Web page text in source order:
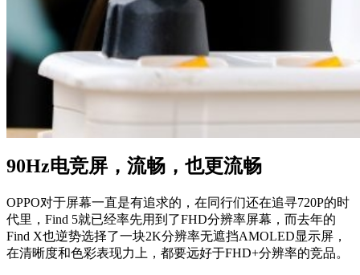
90Hz电竞屏，流畅，也更流畅
OPPO对于屏幕一直是有追求的，在同行们还在追寻720P的时
代里，Find 5就已经率先用到了FHD分辨率屏幕，而去年的
Find X也逆势选择了一块2K分辨率无遮挡AMOLED显示屏，
在清晰度和色彩表现力上，都要远好于FHD+分辨率的竞品。